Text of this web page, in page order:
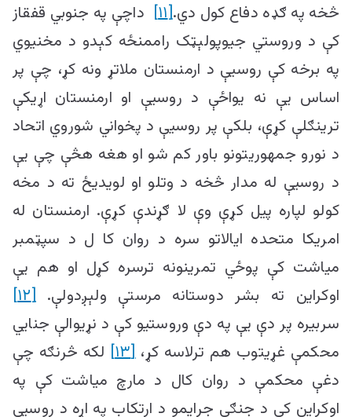
څخه په ګډه دفاع کول دي.[۱۱]
داچې په جنوبي قفقاز
کې د وروستي جیوپولېټک راممنځه کېدو د مخنیوي
په برخه کې روسیې د ارمنستان ملاتړ ونه کړ، چې پر
اساس یې نه یواځې د روسیې او ارمنستان اړیکې
ترینګلې کړې، بلکې پر روسیې د پخواني شوروي اتحاد
د نورو جمهوریتونو باور کم شو او هغه هڅې چې یې
د روسیې له مدار څخه د وتلو او لویدیځ ته د مخه
کولو لپاره پیل کړې وې لا ګړندې کړې. ارمنستان له
امریکا متحده ایالاتو سره د روان کا ل د سپټمبر
میاشت کې پوځي تمرینونه ترسره کړل او هم یې
اوکراین ته بشر دوستانه مرستې ولېږدولې.[۱۲]
سربیره پر دې یې په دې وروستیو کې د نړیوالې جنايي
محکمې غړیتوب هم ترلاسه کړ،[۱۳]
لکه څرنګه چې
دغې محکمې د روان کال د مارچ میاشت کې په
اوکراین کې د جنګي جرایمو د ارتکاب په اړه د روسیې